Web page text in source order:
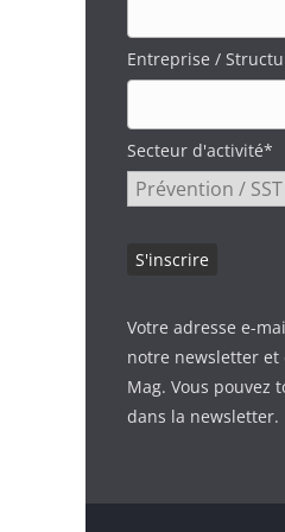
Entreprise /
Secteur d'activité*
Votre adresse e-
notre newsletter et
Mag. Vous
dans la newsletter.